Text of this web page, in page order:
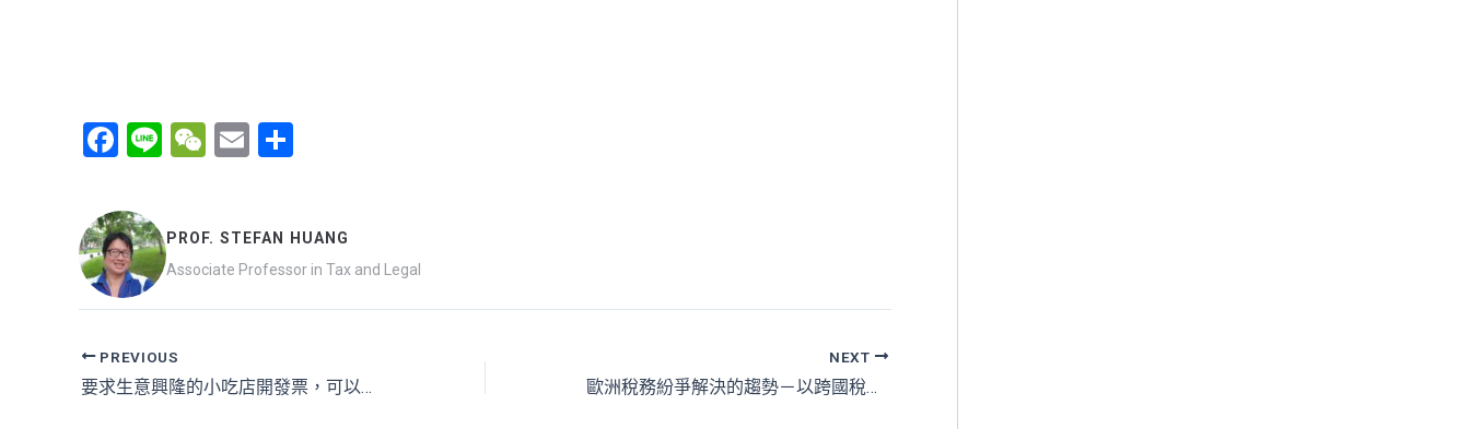
F
ce
b
o
o
k
Li
W
h
at
E
PROF. STEFAN HUANG
Associate Professor in Tax and Legal
PREVIOUS
要求生意興隆的小吃店開發票，可以怎麼思考？個人發想
NEXT
歐洲稅務紛爭解決的趨勢－以跨國稅務爭議為關注焦點－德國稅法學人2022年會Augsburg摘要紀實(1)